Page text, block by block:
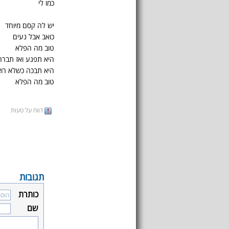
כמו לי
יש לה קסם מיוחד
כואב אבל נעים
טוב מה הפלא
היא תפגע ואז
היא תבכה כשלא
טוב מה הפלא
דווח על טעות
תגובות
כותרת
שם